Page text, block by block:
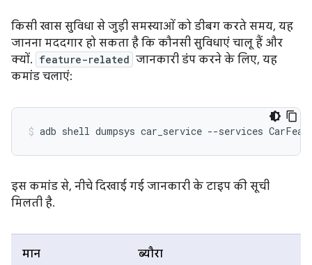
किसी खास सुविधा से जुड़ी समस्याओं को डीबग करते समय, यह
जानना मददगार हो सकता है कि कौनसी सुविधाएं चालू हैं और
क्यों. feature-related जानकारी डंप करने के लिए, यह
कमांड चलाएं:
इस कमांड से, नीचे दिखाई गई जानकारी के टाइप की सूची
मिलती है.
मान ब्यौरा